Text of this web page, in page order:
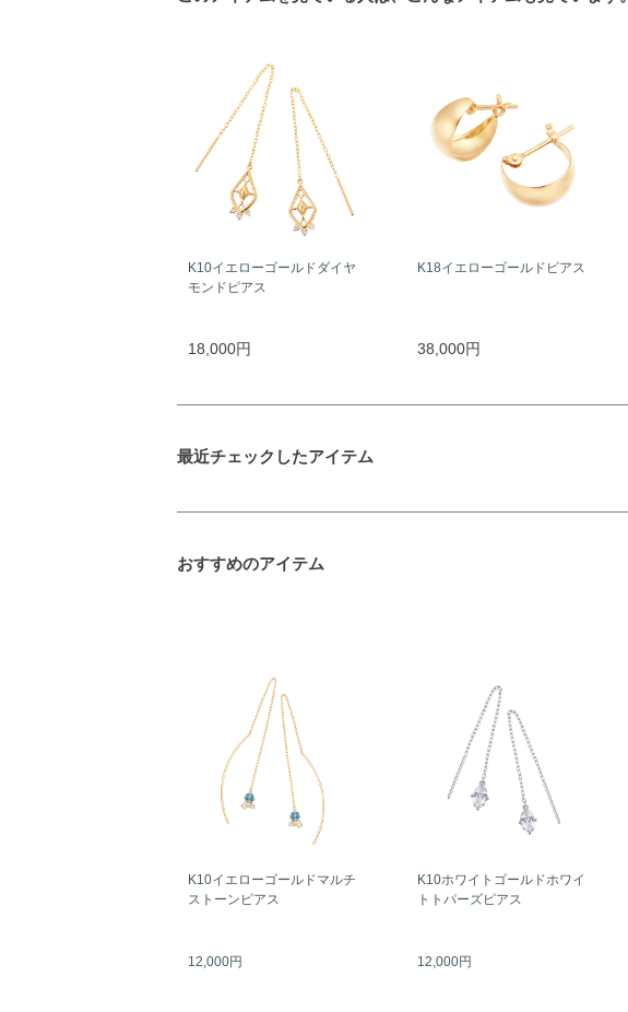
K10イエローゴールドダイヤ
モンドピアス
18,000円
K18イエローゴールドピアス
38,000円
最近チェックしたアイテム
おすすめのアイテム
K10イエローゴールドマルチ
ストーンピアス
12,000円
K10ホワイトゴールドホワイ
トトパーズピアス
12,000円